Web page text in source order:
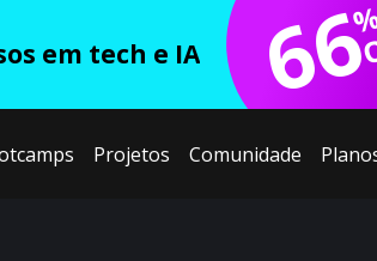
em tech e IA 66
Projetos Comunidade